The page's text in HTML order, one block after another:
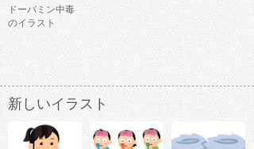
ドーパミン中毒
のイラスト
新しいイラスト